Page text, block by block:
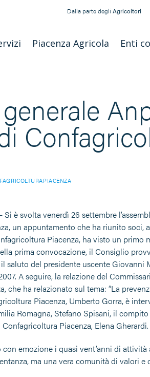
Dalla parte degli Agricoltori
Piacenza Agricola Enti
è svolta venerdì 26 settembre
un appuntamento che ha riunito soci,
Piacenza, ha visto un
prima convocazione, il Consiglio
saluto del presidente uscente
A seguire, la relazione del
che ha relazionato sul tema: “La
Piacenza, Umberto Gorra, è
Romagna, Stefano Spisani, il
Piacenza, Elena Gherardi.
emozione i quasi vent’anni di
ma una vera comunità di valori e